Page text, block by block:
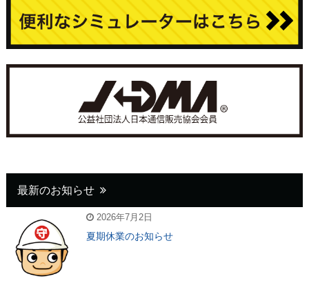
最新のお知らせ
2026年7月2日
夏期休業のお知らせ